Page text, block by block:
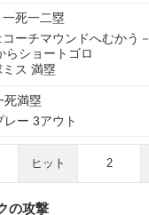
一死一二塁
ーチマウンドへむかう－
らショートゴロ
ス 満塁
死満塁
ー 3アウト
ヒット 2
の攻撃